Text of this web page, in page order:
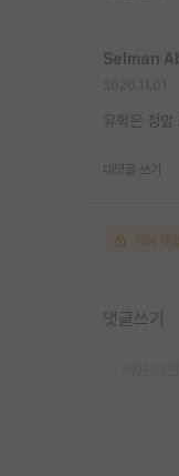
Selman
유학은 정말
대댓글 쓰기
해당 댓
댓글쓰기